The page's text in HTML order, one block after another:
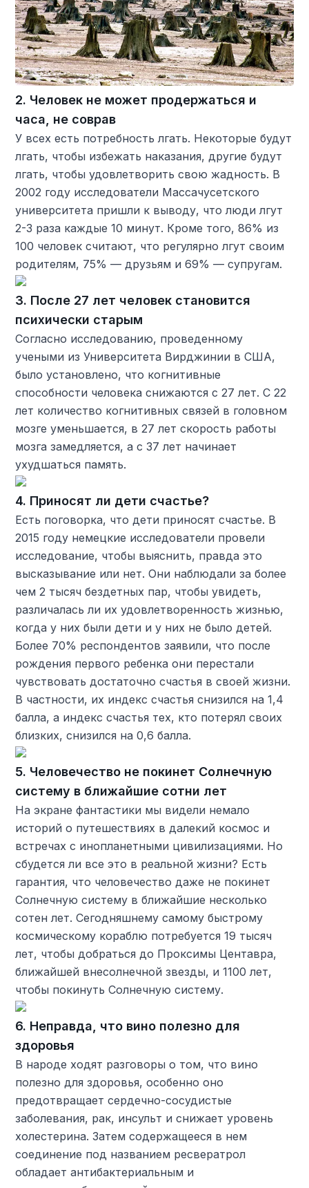
2. Человек не может продержаться и
часа, не соврав
У всех есть потребность лгать. Некоторые будут
лгать, чтобы избежать наказания, другие будут
лгать, чтобы удовлетворить свою жадность. В
2002 году исследователи Массачусетского
университета пришли к выводу, что люди лгут
2-3 раза каждые 10 минут. Кроме того, 86% из
100 человек считают, что регулярно лгут своим
родителям, 75% — друзьям и 69% — супругам.
3. После 27 лет человек становится
психически старым
Согласно исследованию, проведенному
учеными из Университета Вирджинии в США,
было установлено, что когнитивные
способности человека снижаются с 27 лет. С 22
лет количество когнитивных связей в головном
мозге уменьшается, в 27 лет скорость работы
мозга замедляется, а с 37 лет начинает
ухудшаться память.
4. Приносят ли дети счастье?
Есть поговорка, что дети приносят счастье. В
2015 году немецкие исследователи провели
исследование, чтобы выяснить, правда это
высказывание или нет. Они наблюдали за более
чем 2 тысяч бездетных пар, чтобы увидеть,
различалась ли их удовлетворенность жизнью,
когда у них были дети и у них не было детей.
Более 70% респондентов заявили, что после
рождения первого ребенка они перестали
чувствовать достаточно счастья в своей жизни.
В частности, их индекс счастья снизился на 1,4
балла, а индекс счастья тех, кто потерял своих
близких, снизился на 0,6 балла.
5. Человечество не покинет Солнечную
систему в ближайшие сотни лет
На экране фантастики мы видели немало
историй о путешествиях в далекий космос и
встречах с инопланетными цивилизациями. Но
сбудется ли все это в реальной жизни? Есть
гарантия, что человечество даже не покинет
Солнечную систему в ближайшие несколько
сотен лет. Сегодняшнему самому быстрому
космическому кораблю потребуется 19 тысяч
лет, чтобы добраться до Проксимы Центавра,
ближайшей внесолнечной звезды, и 1100 лет,
чтобы покинуть Солнечную систему.
6. Неправда, что вино полезно для
здоровья
В народе ходят разговоры о том, что вино
полезно для здоровья, особенно оно
предотвращает сердечно-сосудистые
заболевания, рак, инсульт и снижает уровень
холестерина. Затем содержащееся в нем
соединение под названием ресвератрол
обладает антибактериальным и